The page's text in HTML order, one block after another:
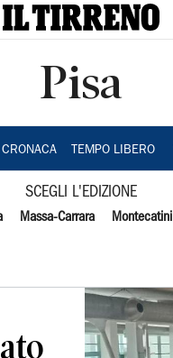
Pisa
CRONACA TEMPO LIBERO
SCEGLI L'EDIZIONE
Massa-Carrara Montecatini